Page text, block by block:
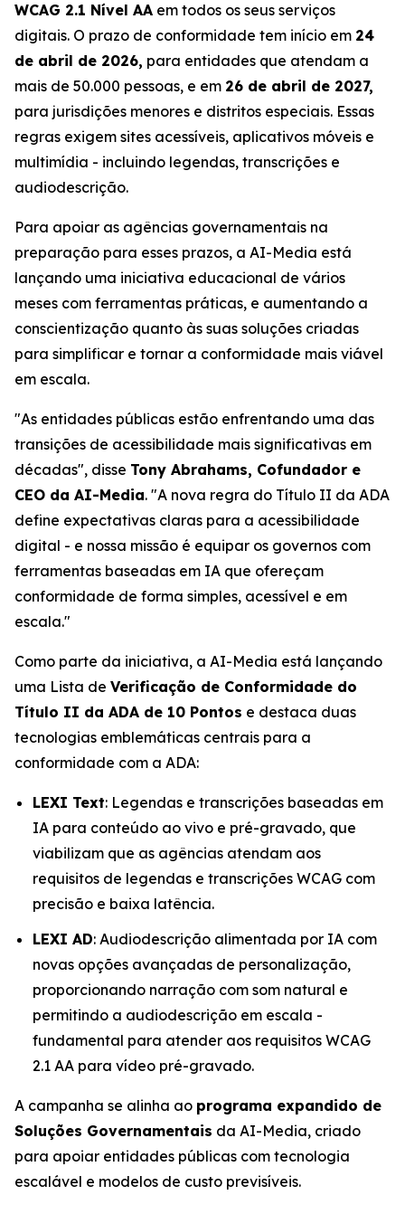
WCAG 2.1 Nível AA em todos os seus serviços
digitais. O prazo de conformidade tem início em 24
de abril de 2026, para entidades que atendam a
mais de 50.000 pessoas, e em 26 de abril de 2027,
para jurisdições menores e distritos especiais. Essas
regras exigem sites acessíveis, aplicativos móveis e
multimídia - incluindo legendas, transcrições e
audiodescrição.
Para apoiar as agências governamentais na
preparação para esses prazos, a AI-Media está
lançando uma iniciativa educacional de vários
meses com ferramentas práticas, e aumentando a
conscientização quanto às suas soluções criadas
para simplificar e tornar a conformidade mais viável
em escala.
"As entidades públicas estão enfrentando uma das
transições de acessibilidade mais significativas em
décadas", disse Tony Abrahams, Cofundador e
CEO da AI-Media. "A nova regra do Título II da ADA
define expectativas claras para a acessibilidade
digital - e nossa missão é equipar os governos com
ferramentas baseadas em IA que ofereçam
conformidade de forma simples, acessível e em
escala."
Como parte da iniciativa, a AI-Media está lançando
uma Lista de Verificação de Conformidade do
Título II da ADA de 10 Pontos e destaca duas
tecnologias emblemáticas centrais para a
conformidade com a ADA:
LEXI Text: Legendas e transcrições baseadas em
IA para conteúdo ao vivo e pré-gravado, que
viabilizam que as agências atendam aos
requisitos de legendas e transcrições WCAG com
precisão e baixa latência.
LEXI AD: Audiodescrição alimentada por IA com
novas opções avançadas de personalização,
proporcionando narração com som natural e
permitindo a audiodescrição em escala -
fundamental para atender aos requisitos WCAG
2.1 AA para vídeo pré-gravado.
A campanha se alinha ao programa expandido de
Soluções Governamentais da AI-Media, criado
para apoiar entidades públicas com tecnologia
escalável e modelos de custo previsíveis.